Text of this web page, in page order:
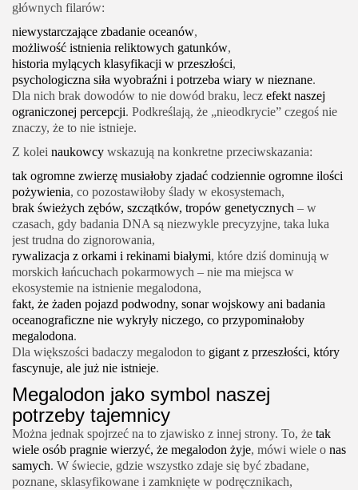
głównych filarów:
niewystarczające zbadanie oceanów,
możliwość istnienia reliktowych gatunków,
historia mylących klasyfikacji w przeszłości,
psychologiczna siła wyobraźni i potrzeba wiary w nieznane.
Dla nich brak dowodów to nie dowód braku, lecz efekt naszej
ograniczonej percepcji. Podkreślają, że „nieodkrycie” czegoś nie
znaczy, że to nie istnieje.
Z kolei naukowcy wskazują na konkretne przeciwskazania:
tak ogromne zwierzę musiałoby zjadać codziennie ogromne ilości
pożywienia, co pozostawiłoby ślady w ekosystemach,
brak świeżych zębów, szczątków, tropów genetycznych – w
czasach, gdy badania DNA są niezwykle precyzyjne, taka luka
jest trudna do zignorowania,
rywalizacja z orkami i rekinami białymi, które dziś dominują w
morskich łańcuchach pokarmowych – nie ma miejsca w
ekosystemie na istnienie megalodona,
fakt, że żaden pojazd podwodny, sonar wojskowy ani badania
oceanograficzne nie wykryły niczego, co przypominałoby
megalodona.
Dla większości badaczy megalodon to gigant z przeszłości, który
fascynuje, ale już nie istnieje.
Megalodon jako symbol naszej
potrzeby tajemnicy
Można jednak spojrzeć na to zjawisko z innej strony. To, że tak
wiele osób pragnie wierzyć, że megalodon żyje, mówi wiele o nas
samych. W świecie, gdzie wszystko zdaje się być zbadane,
poznane, sklasyfikowane i zamknięte w podręcznikach,